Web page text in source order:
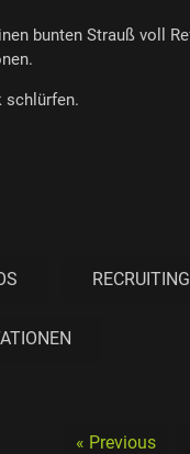
bunten Strauß voll
schlürfen.
« Previous